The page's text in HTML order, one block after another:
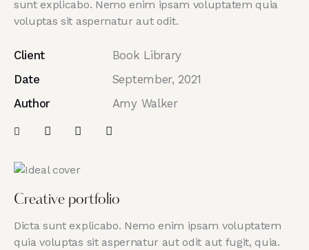
Creative portfolio
Dicta sunt explicabo. Nemo enim ipsam voluptatem
quia voluptas sit aspernatur aut odit aut fugit, quia.
sunt explicabo. Nemo enim ipsam voluptatem quia
voluptas sit aspernatur aut odit.
Client
Book Library
Date
September, 2021
Author
Amy Walker